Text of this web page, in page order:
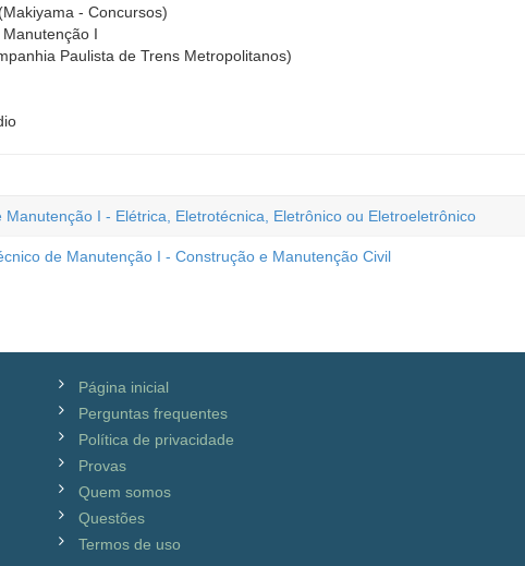
- Concursos)
I
Paulista de Trens Metropolitanos)
I - Elétrica, Eletrotécnica, Eletrônico ou Eletroeletrônico
de Manutenção I - Construção e Manutenção Civil
Página inicial
Perguntas frequentes
Política de privacidade
Provas
Quem somos
Questões
Termos de uso